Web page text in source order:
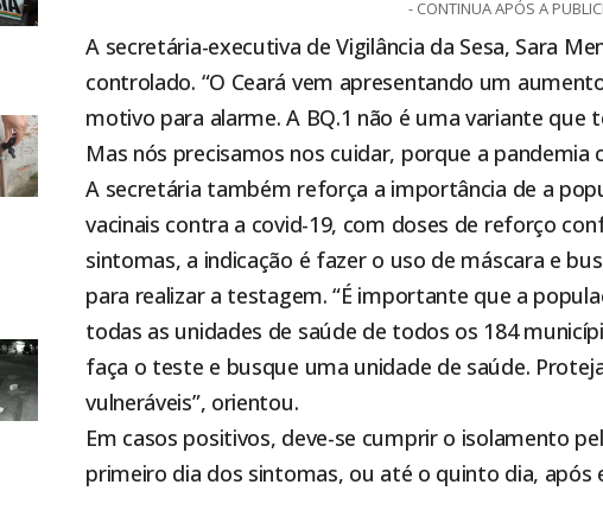
- CONTINUA APÓS A
A secretária-executiva de Vigilância da Sesa, Sara
controlado. “O Ceará vem apresentando um
motivo para alarme. A BQ.1 não é uma variante que
Mas nós precisamos nos cuidar, porque a pandemia
A secretária também reforça a importância de a
vacinais contra a covid-19, com doses de reforço
sintomas, a indicação é fazer o uso de máscara e
para realizar a testagem. “É importante que a
todas as unidades de saúde de todos os 184
faça o teste e busque uma unidade de saúde.
vulneráveis”, orientou.
Em casos positivos, deve-se cumprir o isolamento
primeiro dia dos sintomas, ou até o quinto dia,